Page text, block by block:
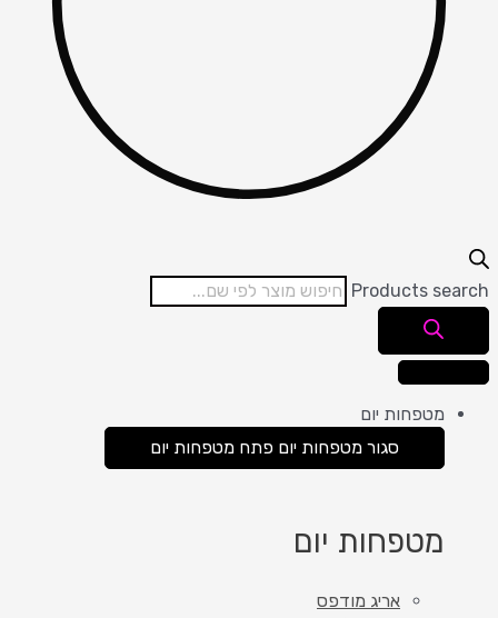
Products
מטפחות יום
סגור מטפחות יום פתח מטפחות יום
מטפחות יום
אריג מודפס